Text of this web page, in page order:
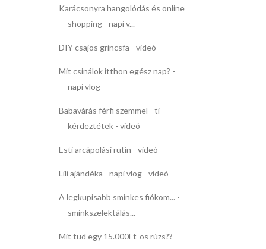
Karácsonyra hangolódás és online
shopping - napi v...
DIY csajos grincsfa - videó
Mit csinálok itthon egész nap? -
napi vlog
Babavárás férfi szemmel - ti
kérdeztétek - videó
Esti arcápolási rutin - videó
Lili ajándéka - napi vlog - videó
A legkupisabb sminkes fiókom... -
sminkszelektálás...
Mit tud egy 15.000Ft-os rúzs?? -